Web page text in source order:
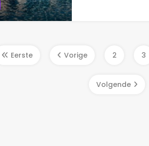
Eerste Vorige 2 3
Volgende